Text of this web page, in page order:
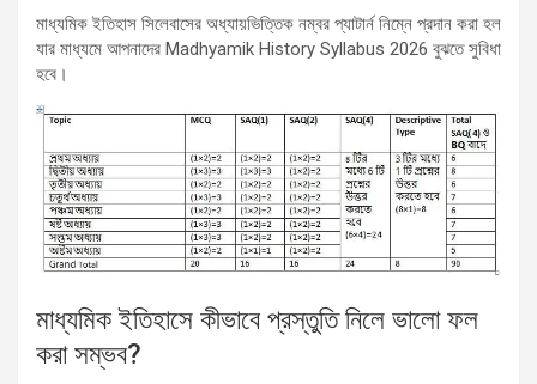
মাধ্যমিক ইতিহাস সিলেবাসের অধ্যায়ভিত্তিক নম্বর প্যাটার্ন নিম্নে প্রদান করা হল
যার মাধ্যমে আপনাদের Madhyamik History Syllabus 2026 বুঝতে সুবিধা
হবে।
মাধ্যমিক ইতিহাসে কীভাবে প্রস্তুতি নিলে ভালো ফল
করা সম্ভব?